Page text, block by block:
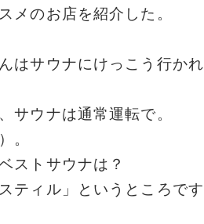
メのお店を紹介した。
はサウナにけっこう行かれ
サウナは通常運転で。
。
ストサウナは？
ティル」というところです